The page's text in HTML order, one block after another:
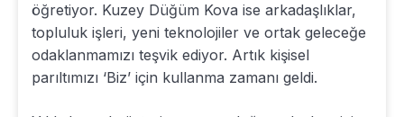
öğretiyor. Kuzey Düğüm Kova ise arkadaşlıklar,
topluluk işleri, yeni teknolojiler ve ortak geleceğe
odaklanmamızı teşvik ediyor. Artık kişisel
parıltımızı ‘Biz’ için kullanma zamanı geldi.